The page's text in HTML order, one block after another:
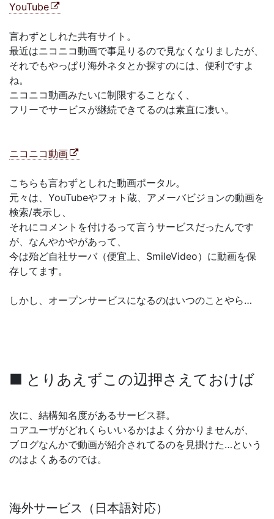
YouTube
言わずとしれた共有サイト。
最近はニコニコ動画で事足りるので見なくなりましたが、
それでもやっぱり海外ネタとか探すのには、便利ですよ
ね。
ニコニコ動画みたいに制限することなく、
フリーでサービスが継続できてるのは素直に凄い。
ニコニコ動画
こちらも言わずとしれた動画ポータル。
元々は、YouTubeやフォト蔵、アメーバビジョンの動画を
検索/表示し、
それにコメントを付けるって言うサービスだったんです
が、なんやかやがあって、
今は殆ど自社サーバ（便宜上、SmileVideo）に動画を保
存してます。
しかし、オープンサービスになるのはいつのことやら…
■ とりあえずこの辺押さえておけば
次に、結構知名度があるサービス群。
コアユーザがどれくらいいるかはよく分かりませんが、
ブログなんかで動画が紹介されてるのを見掛けた…という
のはよくあるのでは。
海外サービス（日本語対応）